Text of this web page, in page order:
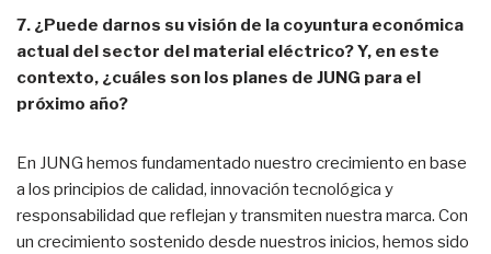
7. ¿Puede darnos su visión de la coyuntura económica
actual del sector del material eléctrico? Y, en este
contexto, ¿cuáles son los planes de JUNG para el
próximo año?
En JUNG hemos fundamentado nuestro crecimiento en base
a los principios de calidad, innovación tecnológica y
responsabilidad que reflejan y transmiten nuestra marca. Con
un crecimiento sostenido desde nuestros inicios, hemos sido